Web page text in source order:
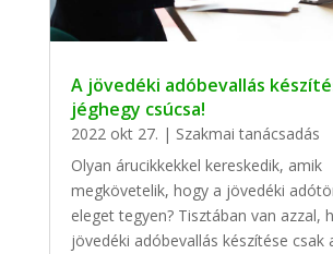
A jövedéki adóbevallás
jéghegy csúcsa!
2022 okt 27. | Szakmai tanácsadás
Olyan árucikkekkel kereskedik, amik
megkövetelik, hogy a jövedéki
eleget tegyen? Tisztában van azzal,
jövedéki adóbevallás készítése csak